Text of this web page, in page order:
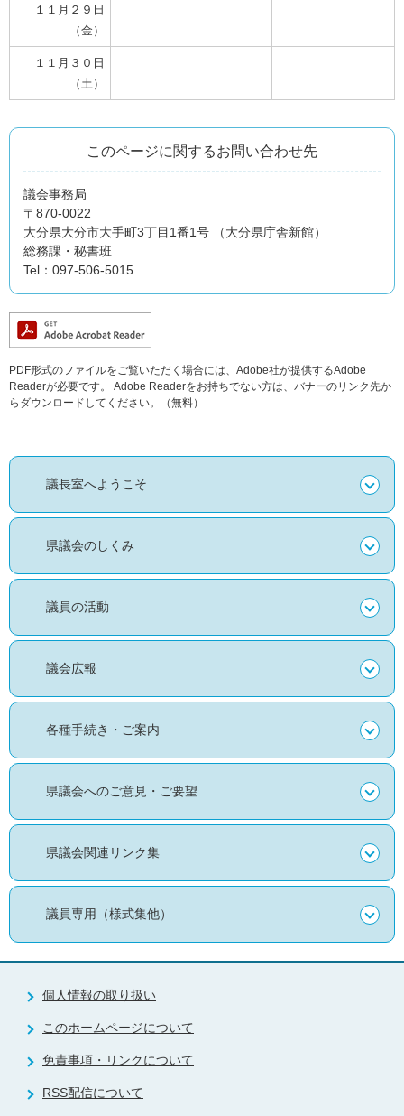
１１月２９日
（金）
１１月３０日
（土）
このページに関するお問い合わせ先
議会事務局
〒870-0022
大分県大分市大手町3丁目1番1号 （大分県庁舎新館）
総務課・秘書班
Tel：097-506-5015
PDF形式のファイルをご覧いただく場合には、Adobe社が提供するAdobe
Readerが必要です。
Adobe Readerをお持ちでない方は、バナーのリンク先か
らダウンロードしてください。（無料）
議長室へようこそ
県議会のしくみ
議員の活動
議会広報
各種手続き・ご案内
県議会へのご意見・ご要望
県議会関連リンク集
議員専用（様式集他）
個人情報の取り扱い
このホームページについて
免責事項・リンクについて
RSS配信について